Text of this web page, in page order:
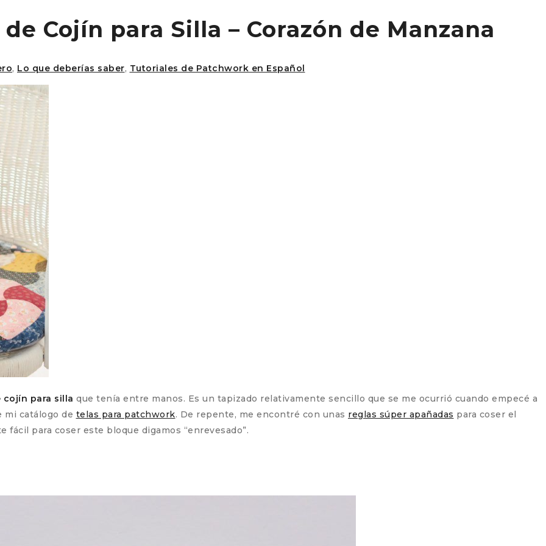
Cojín para Silla – Corazón de Manzana
, Lo que deberías saber, Tutoriales de Patchwork en Español
para silla que tenía entre manos. Es un tapizado relativamente sencillo que se me ocurrió cuando empecé a
mi catálogo de telas para patchwork. De repente, me encontré con unas reglas súper apañadas para coser el
fácil para coser este bloque digamos “enrevesado”.